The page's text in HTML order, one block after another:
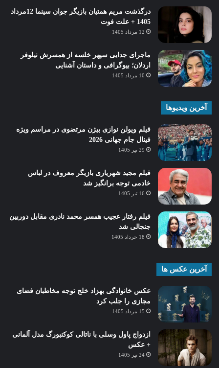
درگذشت مریم همتیان بازیگر جوان سینما 12مرداد
1405 + علت فوت
12 مرداد 1405
ماجرای جدایی سپهر خلسه از همسرش نیلوفر
اردلان؛ بیوگرافی و داستان آشنایی
10 مرداد 1405
آخرین ویدیوها
فیلم ویولن نوازی بیژن مرتضوی در مراسم ویژه
فینال جام جهانی 2026
29 تیر 1405
فیلم مجید شهریاری بازیگر معروف در لباس
خادمی توجه برانگیز شد
16 تیر 1405
فیلم رفتار عجیب همسر محمد نادری مقابل دوربین
جنجالی شد
18 خرداد 1405
آخرین عکس ها
عکس خانوادگی بهزاد خلج توجه مخاطبان فضای
مجازی را جلب کرد
15 مرداد 1405
ازدواج پاول وسلی با ناتالی کوکنبورگ مدل آلمانی
+ عکس
24 تیر 1405